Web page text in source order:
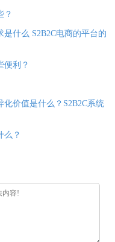
？
什么 S2B2C电商的平台的
便利？
化价值是什么？S2B2C系统
么？